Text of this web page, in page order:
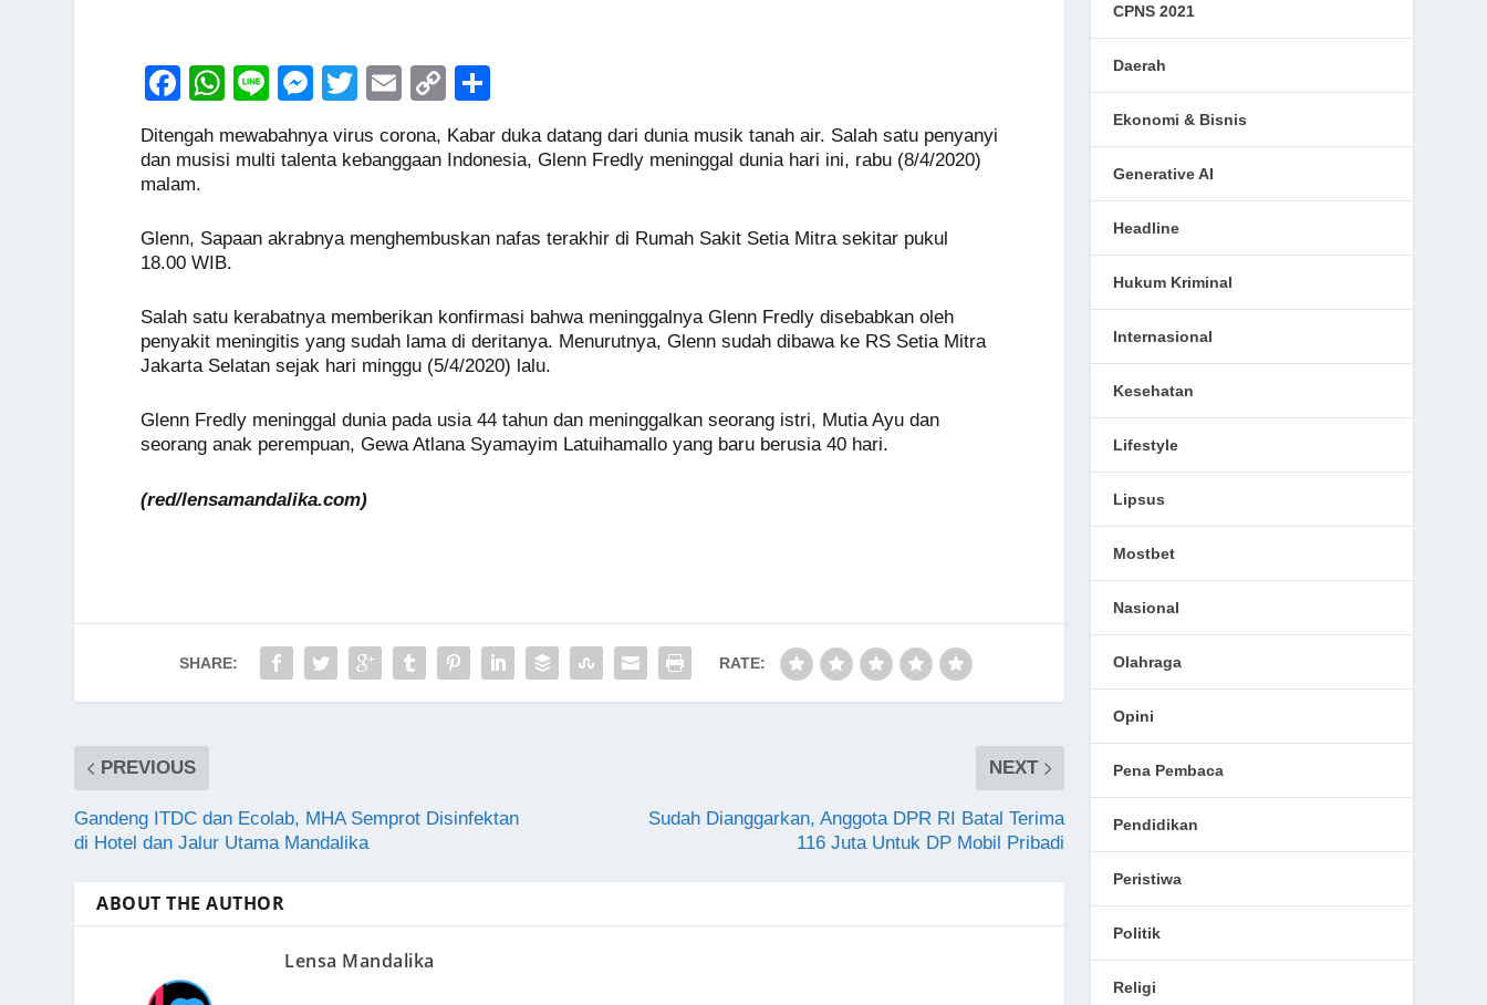
F
c
e
b
o
k
W
at
A
p
Li
n
e
M
ss
n
g
T
tt
E
ail
C
o
p
Li
h
ar
Ditengah mewabahnya virus corona, Kabar duka datang dari dunia musik tanah air. Salah satu penyanyi
dan musisi multi talenta kebanggaan Indonesia, Glenn Fredly meninggal dunia hari ini, rabu (8/4/2020)
malam.
Glenn, Sapaan akrabnya menghembuskan nafas terakhir di Rumah Sakit Setia Mitra sekitar pukul
18.00 WIB.
Salah satu kerabatnya memberikan konfirmasi bahwa meninggalnya Glenn Fredly disebabkan oleh
penyakit meningitis yang sudah lama di deritanya. Menurutnya, Glenn sudah dibawa ke RS Setia Mitra
Jakarta Selatan sejak hari minggu (5/4/2020) lalu.
Glenn Fredly meninggal dunia pada usia 44 tahun dan meninggalkan seorang istri, Mutia Ayu dan
seorang anak perempuan, Gewa Atlana Syamayim Latuihamallo yang baru berusia 40 hari.
(red/lensamandalika.com)
SHARE: RATE:
PREVIOUS
Gandeng ITDC dan Ecolab, MHA Semprot Disinfektan
di Hotel dan Jalur Utama Mandalika
NEXT
Sudah Dianggarkan, Anggota DPR RI Batal Terima
116 Juta Untuk DP Mobil Pribadi
ABOUT THE AUTHOR
Lensa Mandalika
CPNS 2021
Daerah
Ekonomi & Bisnis
Generative AI
Headline
Hukum Kriminal
Internasional
Kesehatan
Lifestyle
Lipsus
Mostbet
Nasional
Olahraga
Opini
Pena Pembaca
Pendidikan
Peristiwa
Politik
Religi